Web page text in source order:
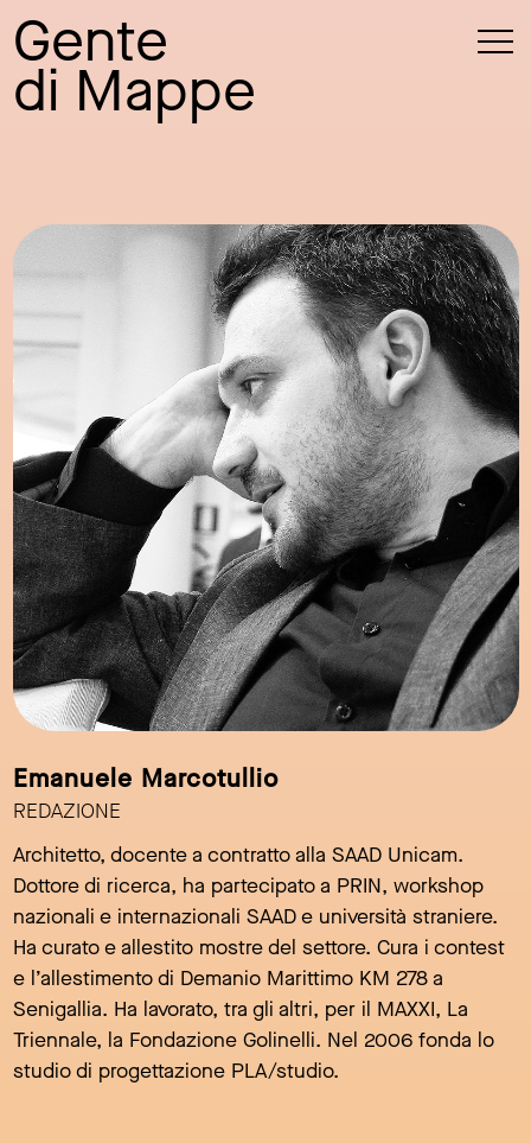
Gente
di Mappe
Emanuele Marcotullio
REDAZIONE
Architetto, docente a contratto alla SAAD Unicam.
Dottore di ricerca, ha partecipato a PRIN, workshop
nazionali e internazionali SAAD e università straniere.
Ha curato e allestito mostre del settore. Cura i contest
e l’allestimento di Demanio Marittimo KM 278 a
Senigallia. Ha lavorato, tra gli altri, per il MAXXI, La
Triennale, la Fondazione Golinelli. Nel 2006 fonda lo
studio di progettazione PLA/studio.